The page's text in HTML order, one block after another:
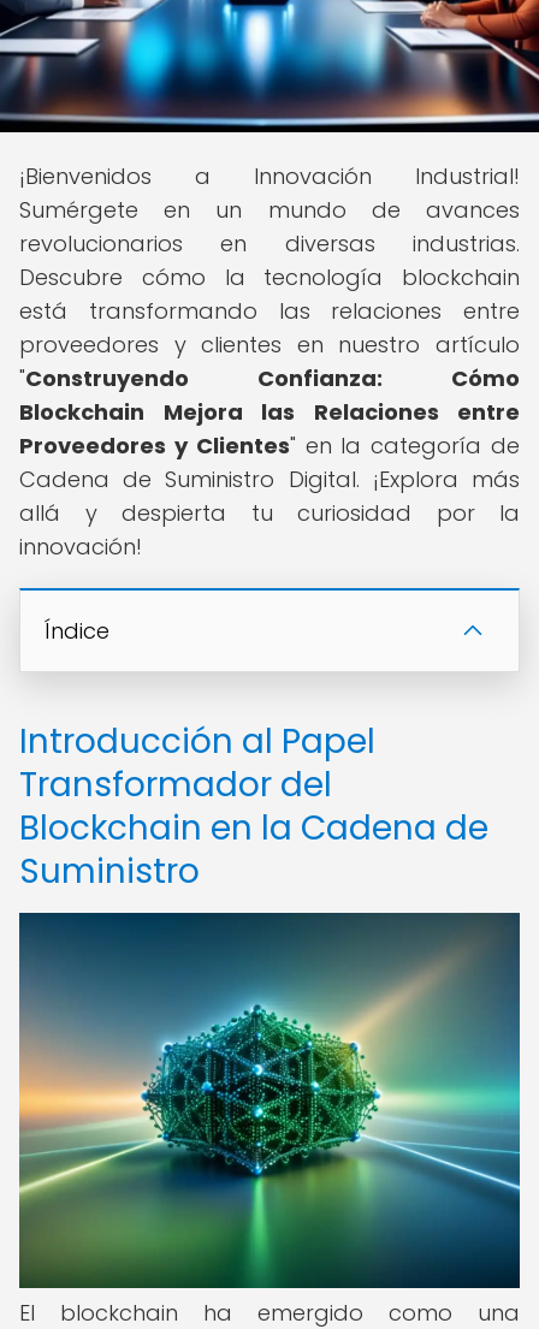
¡Bienvenidos a Innovación Industrial!
Sumérgete en un mundo de avances
revolucionarios en diversas industrias.
Descubre cómo la tecnología blockchain
está transformando las relaciones entre
proveedores y clientes en nuestro artículo
"Construyendo Confianza: Cómo
Blockchain Mejora las Relaciones entre
Proveedores y Clientes" en la categoría de
Cadena de Suministro Digital. ¡Explora más
allá y despierta tu curiosidad por la
innovación!
Índice
Introducción al Papel
Transformador del
Blockchain en la Cadena de
Suministro
El blockchain ha emergido como una